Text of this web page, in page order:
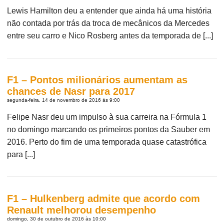
Lewis Hamilton deu a entender que ainda há uma história
não contada por trás da troca de mecânicos da Mercedes
entre seu carro e Nico Rosberg antes da temporada de [...]
F1 – Pontos milionários aumentam as
chances de Nasr para 2017
segunda-feira, 14 de novembro de 2016 às 9:00
Felipe Nasr deu um impulso à sua carreira na Fórmula 1
no domingo marcando os primeiros pontos da Sauber em
2016. Perto do fim de uma temporada quase catastrófica
para [...]
F1 – Hulkenberg admite que acordo com
Renault melhorou desempenho
domingo, 30 de outubro de 2016 às 10:00